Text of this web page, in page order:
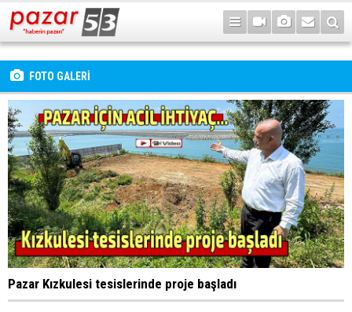
FOTO GALERİ
Pazar Kızkulesi tesislerinde proje başladı